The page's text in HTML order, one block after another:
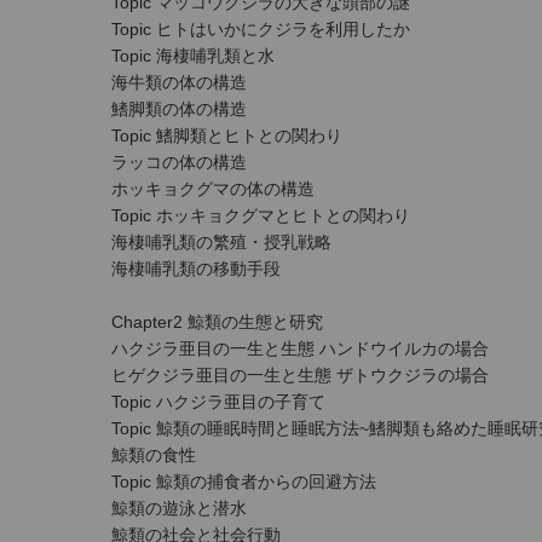
Topic ヒトはいかにクジラを利用したか
Topic 海棲哺乳類と水
海牛類の体の構造
鰭脚類の体の構造
Topic 鰭脚類とヒトとの関わり
ラッコの体の構造
ホッキョクグマの体の構造
Topic ホッキョクグマとヒトとの関わり
海棲哺乳類の繁殖・授乳戦略
海棲哺乳類の移動手段
Chapter2 鯨類の生態と研究
ハクジラ亜目の一生と生態 ハンドウイルカの場合
ヒゲクジラ亜目の一生と生態 ザトウクジラの場合
Topic ハクジラ亜目の子育て
Topic 鯨類の睡眠時間と睡眠方法~鰭脚類も絡めた睡眠研
鯨類の食性
Topic 鯨類の捕食者からの回避方法
鯨類の遊泳と潜水
鯨類の社会と社会行動